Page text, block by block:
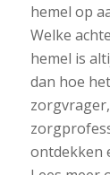
hemel op
Welke
hemel is
dan hoe
ontdekken